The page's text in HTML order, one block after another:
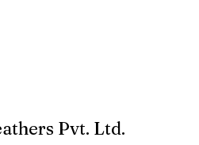
Pvt. Ltd.